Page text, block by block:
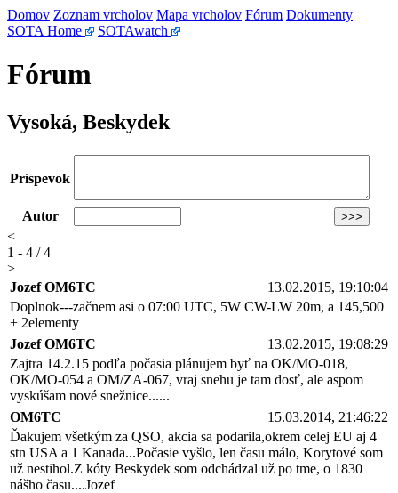
Domov Zoznam vrcholov Mapa vrcholov Fórum Dokumenty
SOTA Home
SOTAwatch
Fórum
Vysoká, Beskydek
Príspevok
Autor
<
1 - 4 / 4
>
Jozef OM6TC
13.02.2015, 19:10:04
Doplnok---začnem asi o 07:00 UTC, 5W CW-LW 20m, a 145,500
+ 2elementy
Jozef OM6TC
13.02.2015, 19:08:29
Zajtra 14.2.15 podľa počasia plánujem byť na OK/MO-018,
OK/MO-054 a OM/ZA-067, vraj snehu je tam dosť, ale aspom
vyskúšam nové snežnice......
OM6TC
15.03.2014, 21:46:22
Ďakujem všetkým za QSO, akcia sa podarila,okrem celej EU aj 4
stn USA a 1 Kanada...Počasie vyšlo, len času málo, Korytové som
už nestihol.Z kóty Beskydek som odchádzal už po tme, o 1830
nášho času....Jozef